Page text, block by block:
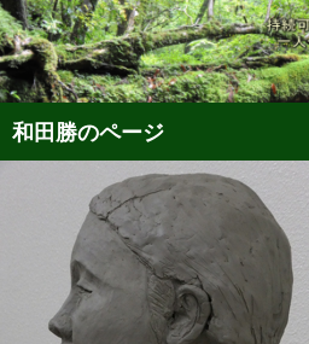
コ
ン
テ
ン
ツ
へ
和田勝のページ
検
索